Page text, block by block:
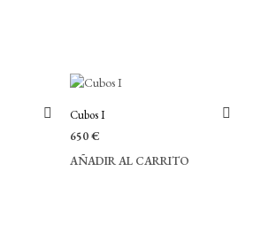
Cubos I
650€
AÑADIR AL CARRITO